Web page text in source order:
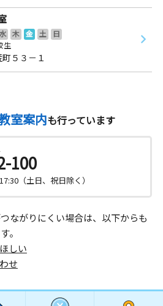
木 金 土
日
生
５３－１
室案内も行っています
100
（土日、祝日除く）
ながりにくい場合は、以下からも
。
しい
せ